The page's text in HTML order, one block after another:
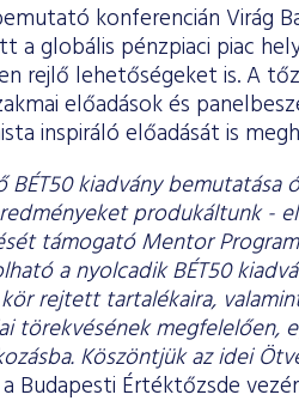
konferencián Virág
a globális pénzpiaci piac
rejlő lehetőségeket is. A
előadások és
inspiráló előadását is
BÉT50 kiadvány
produkáltunk -
támogató Mentor
a nyolcadik BÉT50
rejtett tartalékaira,
törekvésének megfelelően,
Köszöntjük az idei
a Budapesti Értéktőzsde